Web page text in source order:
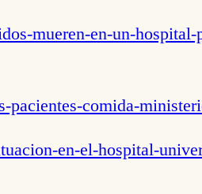
mueren-en-un-
comida-
en-el-hospital-